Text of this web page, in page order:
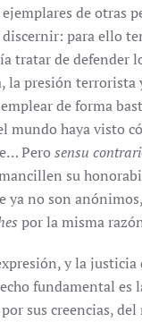
de otras
para ello
tratar de defender
la presión
de forma
haya visto
Pero sensu
su
ya no son
por la misma
y la justicia
fundamental
sus creencias,